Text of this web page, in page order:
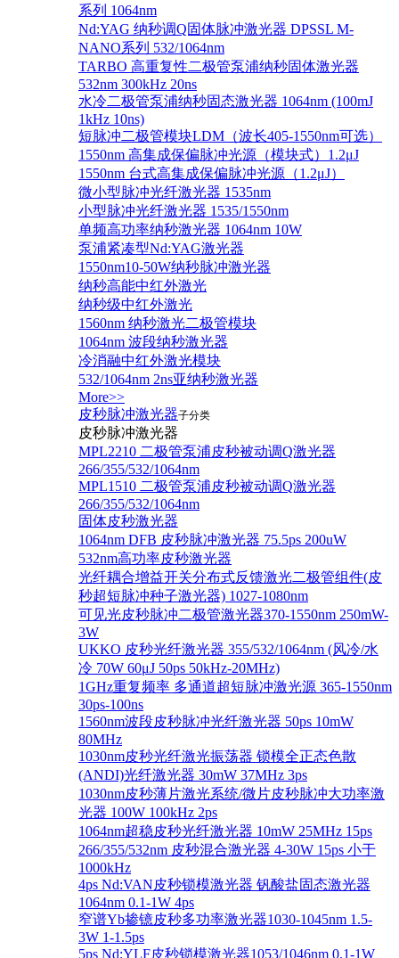
系列 1064nm
Nd:YAG 纳秒调Q固体脉冲激光器 DPSSL M-
NANO系列 532/1064nm
TARBO 高重复性二极管泵浦纳秒固体激光器
532nm 300kHz 20ns
水冷二极管泵浦纳秒固态激光器 1064nm (100mJ
1kHz 10ns)
短脉冲二极管模块LDM（波长405-1550nm可选）
1550nm 高集成保偏脉冲光源（模块式）1.2μJ
1550nm 台式高集成保偏脉冲光源（1.2μJ）
微小型脉冲光纤激光器 1535nm
小型脉冲光纤激光器 1535/1550nm
单频高功率纳秒激光器 1064nm 10W
泵浦紧凑型Nd:YAG激光器
1550nm10-50W纳秒脉冲激光器
纳秒高能中红外激光
纳秒级中红外激光
1560nm 纳秒激光二极管模块
1064nm 波段纳秒激光器
冷消融中红外激光模块
532/1064nm 2ns亚纳秒激光器
More>>
皮秒脉冲激光器子分类
皮秒脉冲激光器
​MPL2210 二极管泵浦皮秒被动调Q激光器
266/355/532/1064nm
MPL1510 二极管泵浦皮秒被动调Q激光器
266/355/532/1064nm
固体皮秒激光器
1064nm DFB 皮秒脉冲激光器 75.5ps 200uW
532nm高功率皮秒激光器
光纤耦合增益开关分布式反馈激光二极管组件(皮
秒超短脉冲种子激光器) 1027-1080nm
可见光皮秒脉冲二极管激光器370-1550nm 250mW-
3W
UKKO 皮秒光纤激光器 355/532/1064nm (风冷/水
冷 70W 60μJ 50ps 50kHz-20MHz)
1GHz重复频率 多通道超短脉冲激光源 365-1550nm
30ps-100ns
1560nm波段皮秒脉冲光纤激光器 50ps 10mW
80MHz
1030nm皮秒光纤激光振荡器 锁模全正态色散
(ANDI)光纤激光器 30mW 37MHz 3ps
1030nm皮秒薄片激光系统/微片皮秒脉冲大功率激
光器 100W 100kHz 2ps
1064nm超稳皮秒光纤激光器 10mW 25MHz 15ps
266/355/532nm 皮秒混合激光器 4-30W 15ps 小于
1000kHz
4ps Nd:VAN皮秒锁模激光器 钒酸盐固态激光器
1064nm 0.1-1W 4ps
窄谱Yb掺镱皮秒多功率激光器1030-1045nm 1.5-
3W 1-1.5ps
5ps Nd:YLF皮秒锁模激光器1053/1046nm 0.1-1W